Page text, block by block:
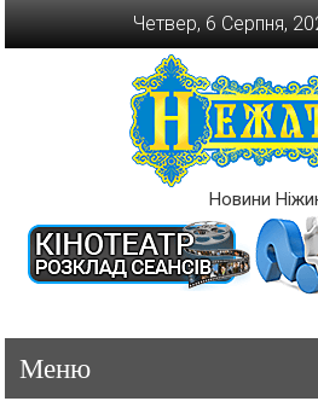
Четвер, 6 Серпня,
Новини